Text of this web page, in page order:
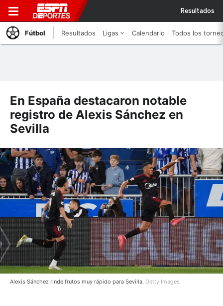
Resultados
Fútbol Resultados Ligas Calendario Todos los
En España destacaron notable
registro de Alexis Sánchez en
Sevilla
Alexis Sánchez rinde frutos muy rápido para Sevilla. Getty Images